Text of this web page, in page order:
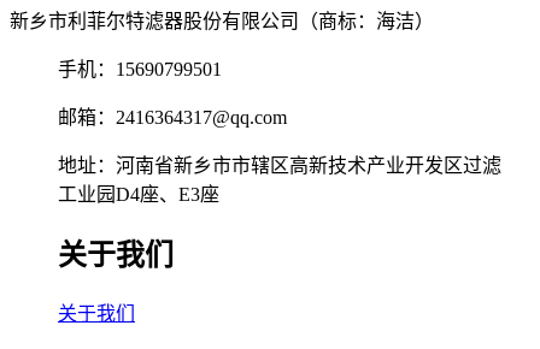
新乡市利菲尔特滤器股份有限公司（商标：海洁）
手机：15690799501
邮箱：2416364317@qq.com
地址：河南省新乡市市辖区高新技术产业开发区过滤
工业园D4座、E3座
关于我们
关于我们